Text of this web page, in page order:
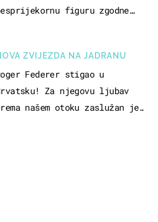
figuru zgodne
ZVIJEZDA NA JADRANU
Federer stigao u
Za njegovu ljubav
našem otoku zaslužan je